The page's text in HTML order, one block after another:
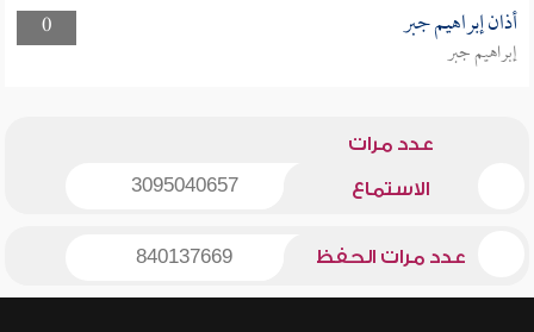
0
أذان إبراهيم جبر
إبراهيم جبر
عدد مرات
الاستماع 3095040657
عدد مرات الحفظ 840137669